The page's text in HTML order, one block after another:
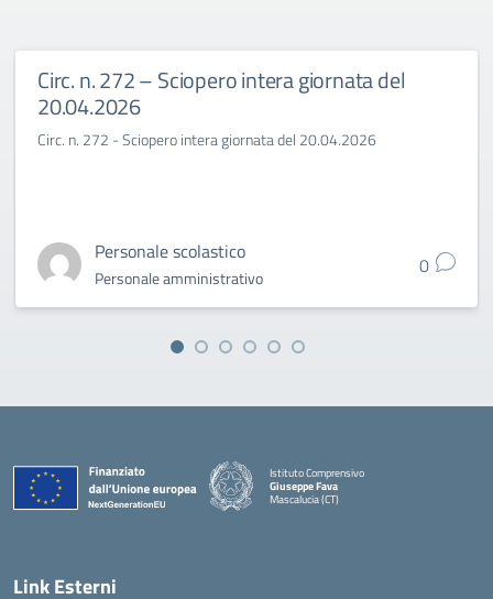
Circ. n. 272 – Sciopero intera giornata del
20.04.2026
Circ. n. 272 - Sciopero intera giornata del 20.04.2026
Personale scolastico
Personale amministrativo 0
Istituto Comprensivo
Giuseppe Fava
Mascalucia (CT)
Link Esterni